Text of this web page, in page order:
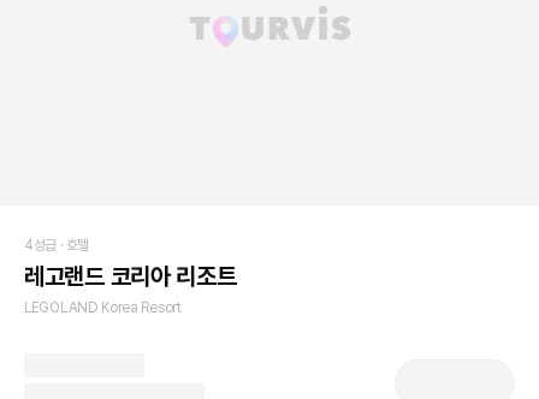
4성급 · 호텔
레고랜드 코리아 리조트
LEGOLAND Korea Resort